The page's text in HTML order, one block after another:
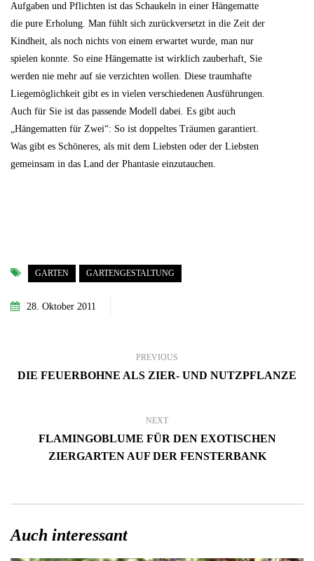
Aufgaben und Pflichten ist das Schaukeln in einer Hängematte
die pure Erholung. Man fühlt sich zurückversetzt in die Zeit der
Kindheit, als noch nichts von einem erwartet wurde, man nur
spielen konnte. So eine Hängematte ist wirklich zauberhaft, Sie
werden nie mehr auf sie verzichten wollen. Diese traumhafte
Liegemöglichkeit gibt es in vielen verschiedenen Ausführungen.
Auch für Sie ist das passende Modell dabei. Es gibt auch
„Hängematten für Zwei“: So ist doppeltes Träumen garantiert.
Was gibt es Schöneres, als mit dem Liebsten oder der Liebsten
gemeinsam in das Land der Phantasie einzutauchen.
GARTEN GARTENGESTALTUNG
28. Oktober 2011
PREVIOUS
DIE FEUERBOHNE ALS ZIER- UND NUTZPFLANZE
NEXT
FLAMINGOBLUME FÜR DEN EXOTISCHEN
ZIERGARTEN AUF DER FENSTERBANK
Auch interessant